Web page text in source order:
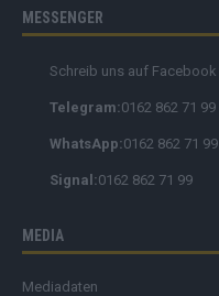
MESSENGER
Schreib uns auf Facebook
Telegram:0162 862 71 99
WhatsApp:0162 862 71 99
Signal:0162 862 71 99
MEDIA
Mediadaten